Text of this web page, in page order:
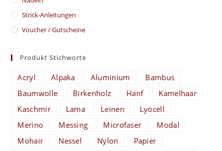
Strick-Anleitungen
Voucher / Gutscheine
Produkt Stichworte
Acryl Alpaka Aluminium
Bambus
Baumwolle
Birkenholz Hanf
Kamelhaar
Kaschmir
Lama Leinen
Lyocell
Merino
Messing Microfaser
Modal
Mohair
Nessel Nylon
Papier